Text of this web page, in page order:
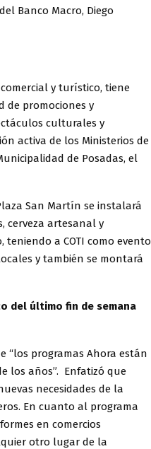
Banco Macro, Diego
y turístico, tiene
de promociones y
culturales y
activa de los Ministerios de
de Posadas, el
San Martín se instalará
cerveza artesanal y
a COTI como evento
y también se montará
del último fin de semana
“los programas Ahora están
los años”. Enfatizó que
necesidades de la
En cuanto al programa
en comercios
otro lugar de la